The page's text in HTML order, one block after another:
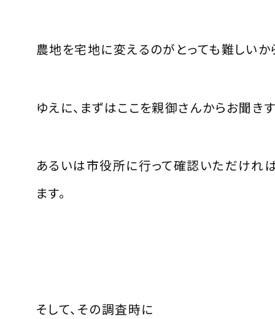
農地を宅地に変えるのがとっても難しいか
ゆえに、まずはここを親御さんからお聞き
あるいは市役所に行って確認いただけれ
ます。
そして、その調査時に